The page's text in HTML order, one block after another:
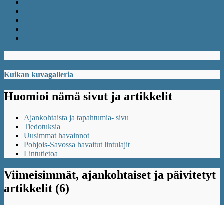
Kuikan kuvagalleria
Huomioi nämä sivut ja artikkelit
Ajankohtaista ja tapahtumia- sivu
Tiedotuksia
Uusimmat havainnot
Pohjois-Savossa havaitut lintulajit
Lintutietoa
Viimeisimmät, ajankohtaiset ja päivitetyt
artikkelit (6)